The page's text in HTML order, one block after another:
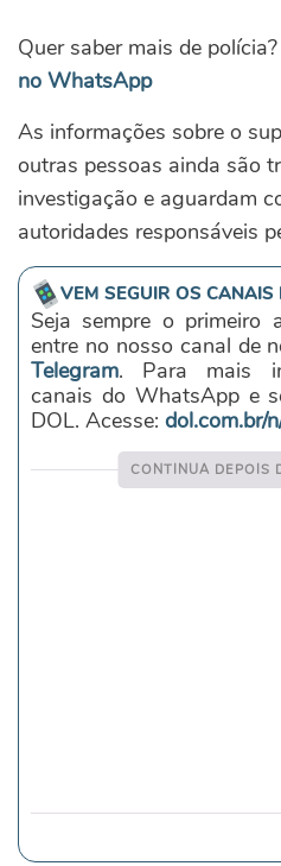
Quer saber mais de polícia?
no WhatsApp
As informações sobre o
outras pessoas ainda são
investigação e aguardam
autoridades responsáveis
VEM SEGUIR OS CANAIS
Seja sempre o primeiro
entre no nosso canal de
Telegram. Para mais
canais do WhatsApp e
DOL. Acesse: dol.com.br/